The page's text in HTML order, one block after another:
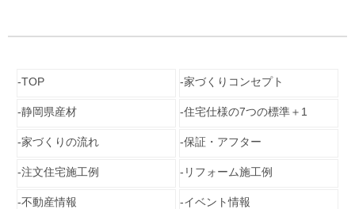
TOP 家づくりコンセプト
静岡県産材 住宅仕様の7つの標準＋1
家づくりの流れ 保証・アフター
注文住宅施工例 リフォーム施工例
不動産情報 イベント情報